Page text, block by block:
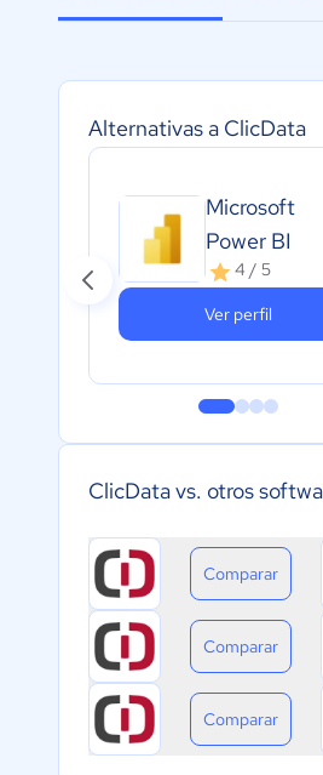
Alternativas a ClicData
Microsoft
Power BI
4 / 5
Ver perfil
ClicData vs. otros
Comparar
Comparar
Comparar